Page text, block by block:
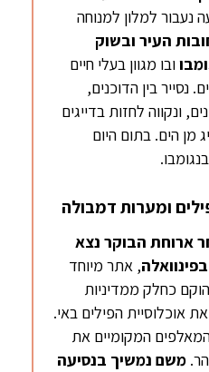
נעבור למלון למנוחה
העיר ובשוק
ובו מגוון בעלי חיים
נסייר בין הדוכנים,
ונקווה לחזות בדייגים
מן הים. בתום היום
ארוחת הבוקר נצא
בפינוואלה, אתר מיוחד
כחלק ממדיניות
אוכלוסיית הפילים באי.
המקומיים את
משם נמשיך בנסיעה